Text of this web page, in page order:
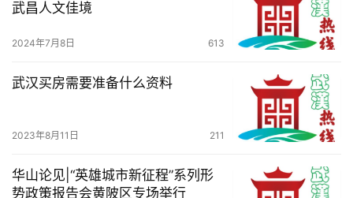
武昌人文佳境
2024年7月8日 613
武汉买房需要准备什么资料
2023年8月11日 211
华山论见|“英雄城市新征程”系列形
势政策报告会黄陂区专场举行